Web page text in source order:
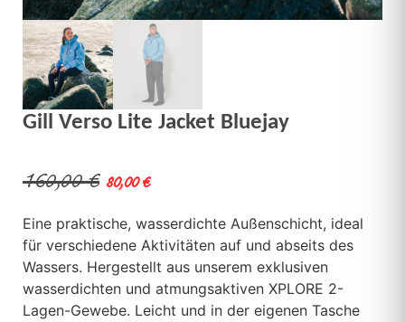
Gill Verso Lite Jacket Bluejay
160,00€ 80,00€
Eine praktische, wasserdichte Außenschicht, ideal
für verschiedene Aktivitäten auf und abseits des
Wassers. Hergestellt aus unserem exklusiven
wasserdichten und atmungsaktiven XPLORE 2-
Lagen-Gewebe. Leicht und in der eigenen Tasche